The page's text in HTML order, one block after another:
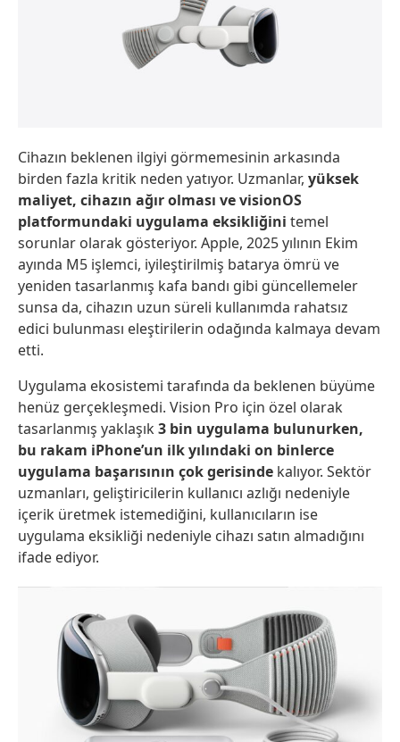
Cihazın beklenen ilgiyi görmemesinin arkasında
birden fazla kritik neden yatıyor. Uzmanlar, yüksek
maliyet, cihazın ağır olması ve visionOS
platformundaki uygulama eksikliğini temel
sorunlar olarak gösteriyor. Apple, 2025 yılının Ekim
ayında M5 işlemci, iyileştirilmiş batarya ömrü ve
yeniden tasarlanmış kafa bandı gibi güncellemeler
sunsa da, cihazın uzun süreli kullanımda rahatsız
edici bulunması eleştirilerin odağında kalmaya devam
etti.
Uygulama ekosistemi tarafında da beklenen büyüme
henüz gerçekleşmedi. Vision Pro için özel olarak
tasarlanmış yaklaşık3 bin uygulama bulunurken,
bu rakam iPhone’un ilk yılındaki on binlerce
uygulama başarısının çok gerisinde kalıyor. Sektör
uzmanları, geliştiricilerin kullanıcı azlığı nedeniyle
içerik üretmek istemediğini, kullanıcıların ise
uygulama eksikliği nedeniyle cihazı satın almadığını
ifade ediyor.